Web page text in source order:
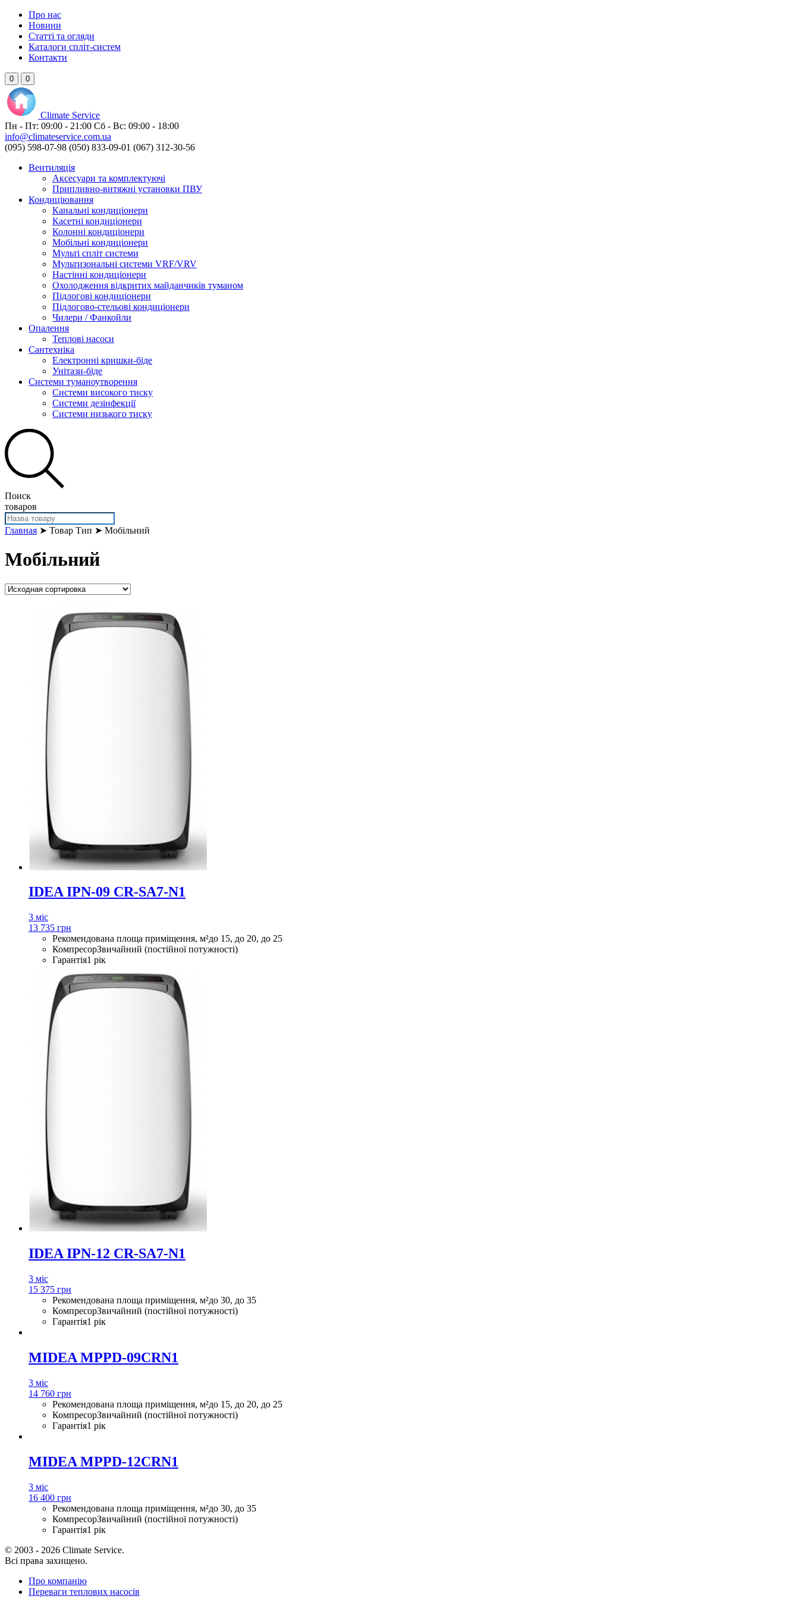
Про нас
Новини
Статті та огляди
Каталоги спліт-систем
Контакти
0 0
Climate Service
Пн - Пт: 09:00 - 21:00 Сб - Вс: 09:00 - 18:00
info@climateservice.com.ua
(095) 598-07-98 (050) 833-09-01 (067) 312-30-56
Вентиляція
Аксесуари та комплектуючі
Припливно-витяжні установки ПВУ
Кондиціювання
Канальні кондиціонери
Касетні кондиціонери
Колонні кондиціонери
Мобільні кондиціонери
Мульті спліт системи
Мультизональні системи VRF/VRV
Настінні кондиціонери
Охолодження відкритих майданчиків туманом
Підлогові кондиціонери
Підлогово-стельові кондиціонери
Чилери / Фанкойли
Опалення
Теплові насоси
Сантехніка
Електронні кришки-біде
Унітази-біде
Системи туманоутворення
Системи високого тиску
Системи дезінфекції
Системи низького тиску
Поиск
товаров
Главная ➤ Товар Тип ➤ Мобільний
Мобільний
IDEA IPN-09 CR-SA7-N1
3 міс
13 735 грн
Рекомендована площа приміщення, м²до 15, до 20, до 25
КомпресорЗвичайний (постійної потужності)
Гарантія1 рік
IDEA IPN-12 CR-SA7-N1
3 міс
15 375 грн
Рекомендована площа приміщення, м²до 30, до 35
КомпресорЗвичайний (постійної потужності)
Гарантія1 рік
MIDEA MPPD-09CRN1
3 міс
14 760 грн
Рекомендована площа приміщення, м²до 15, до 20, до 25
КомпресорЗвичайний (постійної потужності)
Гарантія1 рік
MIDEA MPPD-12CRN1
3 міс
16 400 грн
Рекомендована площа приміщення, м²до 30, до 35
КомпресорЗвичайний (постійної потужності)
Гарантія1 рік
© 2003 - 2026 Climate Service.
Всі права захищено.
Про компанію
Переваги теплових насосів